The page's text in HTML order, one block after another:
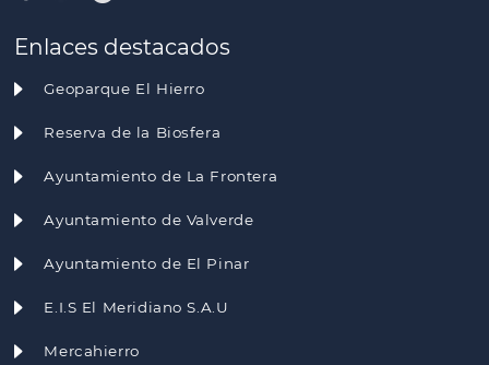
Enlaces destacados
Geoparque El Hierro
Reserva de la Biosfera
Ayuntamiento de La Frontera
Ayuntamiento de Valverde
Ayuntamiento de El Pinar
E.I.S El Meridiano S.A.U
Mercahierro